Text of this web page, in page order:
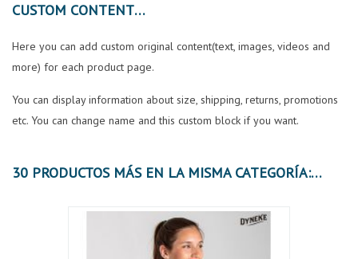
CUSTOM CONTENT
Here you can add custom original content(text, images, videos and
more) for each product page.
You can display information about size, shipping, returns, promotions
etc. You can change name and this custom block if you want.
30 PRODUCTOS MÁS EN LA MISMA CATEGORÍA: